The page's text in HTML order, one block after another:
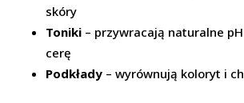
skóry
Toniki – przywracają naturalne
cerę
Podkłady – wyrównują koloryt i